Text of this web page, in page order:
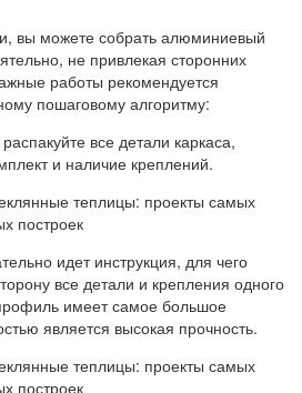
вы можете собрать алюминиевый
не привлекая сторонних
работы рекомендуется
пошаговому алгоритму:
все детали каркаса,
и наличие креплений.
идет инструкция, для чего
все детали и крепления одного
имеет самое большое
является высокая прочность.